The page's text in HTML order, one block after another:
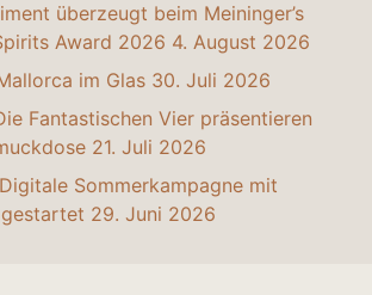
überzeugt beim Meininger’s
Award 2026 4. August 2026
im Glas 30. Juli 2026
Fantastischen Vier präsentieren
21. Juli 2026
Digitale Sommerkampagne mit
29. Juni 2026